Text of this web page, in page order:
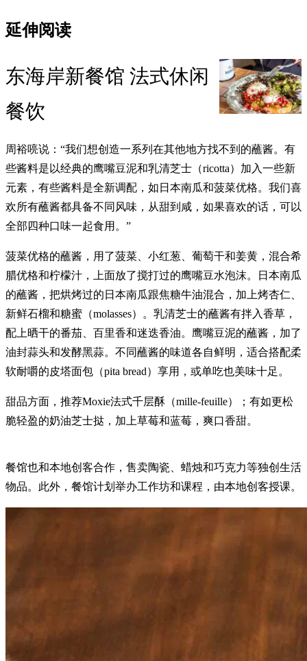
延伸阅读
东海岸新餐馆 法式休闲
餐饮
周裕喨说：“我们想创造一系列在其他地方找不到的蘸酱。有
些酱料是以经典的鹰嘴豆泥和乳清芝士（ricotta）加入一些新
元素，有些酱料是全新调配，如日本南瓜和菠菜优格。我们喜
欢所有蘸酱都具备不同风味，从甜到咸，如果喜欢的话，可以
全部四种口味一起食用。”
菠菜优格的蘸酱，用了菠菜、小红葱、葡萄干和姜黄，混合希
腊优格和柠檬汁，上面放了搅打过的鹰嘴豆水泡沫。日本南瓜
的蘸酱，把烘烤过的日本南瓜跟焦糖牛油混合，加上烤杏仁、
新鲜石榴和糖蜜（molasses）。乳清芝士的蘸酱有拌入香草，
配上晒干的番茄、百里香和迷迭香油。鹰嘴豆泥的蘸酱，加了
油封蒜头和发酵黑蒜。不同蘸酱的味道各自鲜明，适合搭配柔
软耐嚼的皮塔面包（pita bread）享用，或单吃也美味十足。
甜品方面，推荐Moxie法式千层酥（mille-feuille）；有如更松
脆轻盈的奶油芝士挞，加上草莓和蓝莓，爽口香甜。
餐馆也和本地创客合作，售卖陶瓷、蜡烛和巧克力等独创生活
物品。此外，餐馆计划举办工作坊和课程，由本地创客授课。